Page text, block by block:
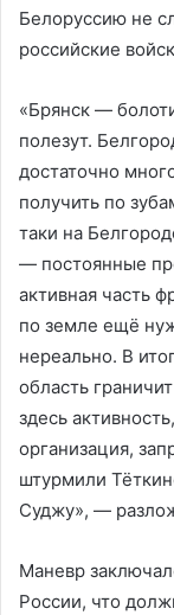
Белоруссию не
российские
«Брянск —
полезут.
достаточно
получить по
таки на
— постоянные
активная часть
по земле ещё
нереально. В
область
здесь
организация,
штурмили
Суджу», —
Маневр
России, что